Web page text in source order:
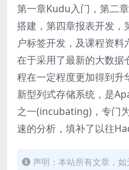
第一章Kudu入门，第二
搭建，第四章报表开发，
户标签开发，及课程资
在于采用了最新的大数
程在一定程度更加得到
新型列式存储系统，是
之一(incubating)，专门
速的分析，填补了以往
声明：本站所有文章，